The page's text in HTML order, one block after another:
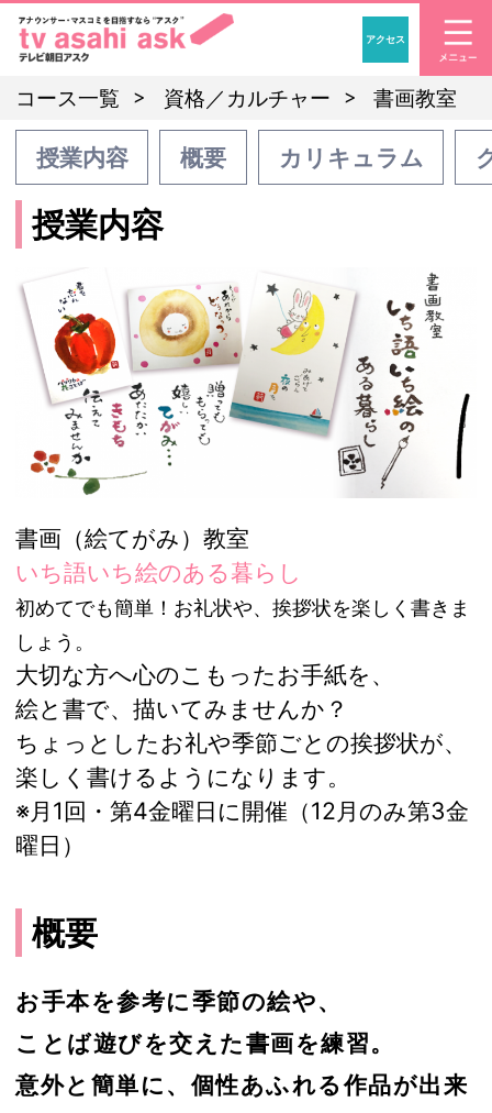
「アナウンサー・マ
アクセス
コース一覧 資格／カルチャー 書画教室
授業内容 概要 カリキュラム
授業内容
書画（絵てがみ）教室
いち語いち絵のある暮らし
初めてでも簡単！お礼状や、挨拶状を楽しく書きま
しょう。
大切な方へ心のこもったお手紙を、
絵と書で、描いてみませんか？
ちょっとしたお礼や季節ごとの挨拶状が、
楽しく書けるようになります。
※月1回・第4金曜日に開催（12月のみ第3金
曜日）
概要
お手本を参考に季節の絵や、
ことば遊びを交えた書画を練習。
意外と簡単に、個性あふれる作品が出来